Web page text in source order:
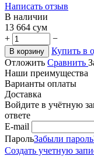
Написать отзыв
В наличии
13 664 сум
+
−
В корзину
Купить в
Отложить Сравнить
Наши преимущества
Варианты оплаты
Доставка
Войдите в учётную
ответе
E-mail
ПарольЗабыли
Создать учетную